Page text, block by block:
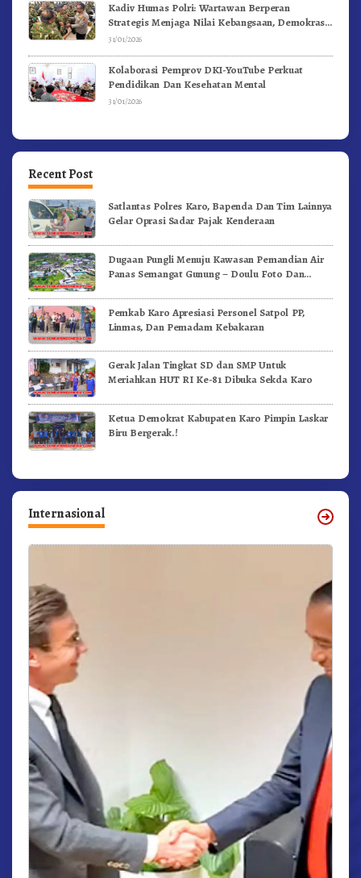
Kadiv Humas Polri: Wartawan Berperan
Strategis Menjaga Nilai Kebangsaan, Demokrasi,
dan NKRI
31/01/2026
Kolaborasi Pemprov DKI-YouTube Perkuat
Pendidikan Dan Kesehatan Mental
31/01/2026
Recent Post
Satlantas Polres Karo, Bapenda Dan Tim Lainnya
Gelar Oprasi Sadar Pajak Kenderaan
Dugaan Pungli Menuju Kawasan Pemandian Air
Panas Semangat Gunung – Doulu Foto Dan
Pemkab Karo Apresiasi Personel Satpol PP,
Linmas, Dan Pemadam Kebakaran
Gerak Jalan Tingkat SD dan SMP Untuk
Meriahkan HUT RI Ke-81 Dibuka Sekda Karo
Ketua Demokrat Kabupaten Karo Pimpin Laskar
Biru Bergerak.!
Internasional